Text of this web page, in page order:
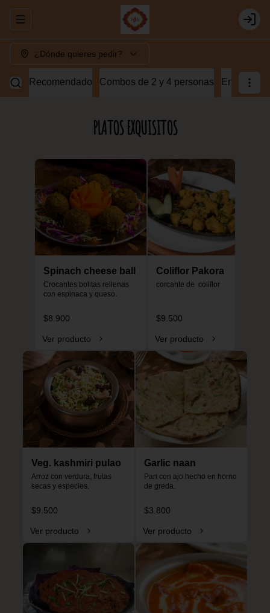
Abrir menu de navegación Login
¿Dónde quieres pedir?
Recomendado Combos de 2 y 4 personas Entradas
PLATOS EXQUISITOS
Spinach cheese ball
Crocantes bolitas rellenas
con espinaca y queso.
$8.900
Ver producto
Coliflor Pakora
corcante de  coliflor
$9.500
Ver producto
Veg. kashmiri pulao
Arroz con verdura, frutas
secas y especies.
$9.500
Ver producto
Garlic naan
Pan con ajo hecho en horno
de greda.
$3.800
Ver producto